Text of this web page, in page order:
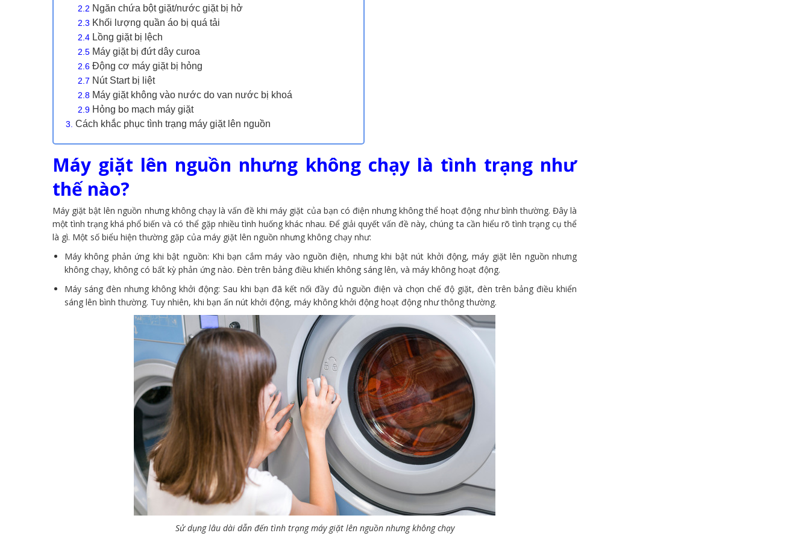
Ngăn chứa bột giặt/nước giặt bị hở
Khối lượng quần áo bị quá tải
Lồng giặt bị lệch
Máy giặt bị đứt dây curoa
Động cơ máy giặt bị hỏng
Nút Start bị liệt
Máy giặt không vào nước do van nước bị khoá
Hỏng bo mạch máy giặt
Cách khắc phục tình trạng máy giặt lên nguồn
Máy giặt lên nguồn nhưng không chạy là tình trạng như
thế nào?
Máy giặt bật lên nguồn nhưng không chạy là vấn đề khi máy giặt của bạn có điện nhưng không thể hoạt động như bình thường. Đây là
một tình trạng khá phổ biến và có thể gặp nhiều tình huống khác nhau. Để giải quyết vấn đề này, chúng ta cần hiểu rõ tình trạng cụ thể
là gì. Một số biểu hiện thường gặp của máy giặt lên nguồn nhưng không chạy như:
Máy không phản ứng khi bật nguồn: Khi bạn cắm máy vào nguồn điện, nhưng khi bật nút khởi động, máy giặt lên nguồn nhưng
không chạy, không có bất kỳ phản ứng nào. Đèn trên bảng điều khiển không sáng lên, và máy không hoạt động.
Máy sáng đèn nhưng không khởi động: Sau khi bạn đã kết nối đầy đủ nguồn điện và chọn chế độ giặt, đèn trên bảng điều khiển
sáng lên bình thường. Tuy nhiên, khi bạn ấn nút khởi động, máy không khởi động hoạt động như thông thường.
Sử dụng lâu dài dẫn đến tình trạng máy giặt lên nguồn nhưng không chạy